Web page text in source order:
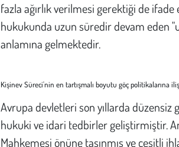
fazla ağırlık verilmesi gerektiği de
hukukunda uzun süredir devam eden
anlamına gelmektedir.
Kişinev Süreci'nin en tartışmalı boyutu göç politikalarına
Avrupa devletleri son yıllarda
hukuki ve idari tedbirler geliştirmiştir.
Mahkemesi önüne taşınmış ve çeşitli